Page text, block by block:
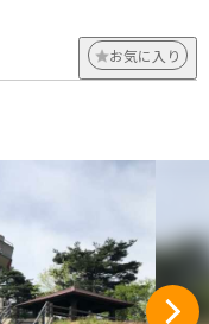
お気に入り